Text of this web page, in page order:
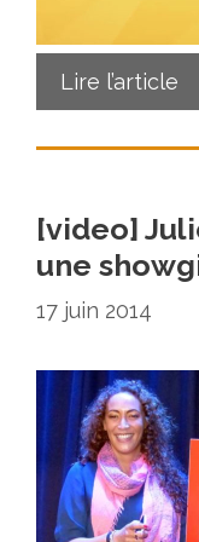
Lire l’article
[video]
une
17 juin 2014